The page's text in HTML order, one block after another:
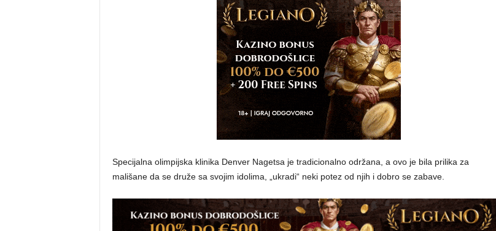
Specijalna olimpijska klinika Denver Nagetsa je tradicionalno održana, a ovo je bila prilika za
mališane da se druže sa svojim idolima, „ukradi“ neki potez od njih i dobro se zabave.